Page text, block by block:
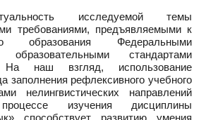
исследуемой темы
требованиями, предъявляемыми к
образования Федеральными
образовательными стандартами
наш взгляд, использование
заполнения рефлексивного учебного
нелингвистических направлений
изучения дисциплины
способствует развитию умения